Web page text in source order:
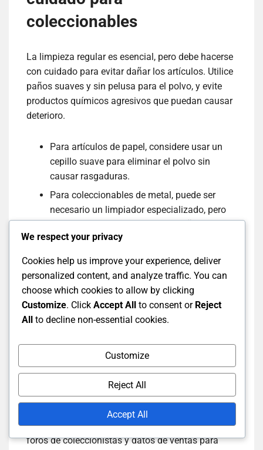
coleccionables
La limpieza regular es esencial, pero debe hacerse
con cuidado para evitar dañar los artículos. Utilice
paños suaves y sin pelusa para el polvo, y evite
productos químicos agresivos que puedan causar
deterioro.
Para artículos de papel, considere usar un
cepillo suave para eliminar el polvo sin
causar rasgaduras.
Para coleccionables de metal, puede ser
necesario un limpiador especializado, pero
siempre pruebe en un área pequeña primero.
Nunca use agua en artículos que no sean
resistentes al agua; en su lugar, utilice
métodos de limpieza en seco.
Comprendiendo las
para la valoración
Estar informado sobre las tendencias del mercado
es vital para evaluar el valor de los coleccionables.
Revise regularmente los resultados de subastas,
foros de coleccionistas y datos de ventas para
We respect your privacy
Cookies help us improve your experience, deliver
personalized content, and analyze traffic. You can
choose which cookies to allow by clicking
Customize. Click Accept All to consent or Reject
All to decline non-essential cookies.
Customize
Reject All
Accept All